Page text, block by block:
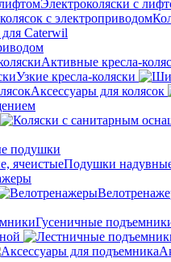
Электроколяски с
Caterwil
Активные кресла-
Узкие кресла-коляски
Аксессуары для колясок
подушки
Подушки
Гусеничные